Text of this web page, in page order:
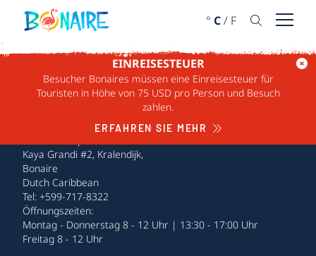
WEITER ZUM INHALT
° C/ F Menü
EINREISESTEUER
Besucher Bonaires müssen eine Einreisesteuer für
Touristen in Höhe von 75 USD pro Person und Besuch
zahlen.
ERFAHREN SIE MEHR
Kaya Grandi #2, Kralendijk,
Bonaire
Dutch Caribbean
Tel: +599-717-8322
Öffnungszeiten:
Montag - Donnerstag 8 - 12 Uhr | 13:30 - 17:00 Uhr
Freitag 8 - 12 Uhr